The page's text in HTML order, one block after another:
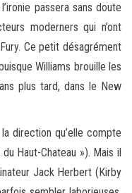
passera sans doute
moderners qui n’ont
Ce petit désagrément
Williams brouille les
plus tard, dans le New
direction qu’elle compte
Haut-Chateau »). Mais il
Jack Herbert (Kirby